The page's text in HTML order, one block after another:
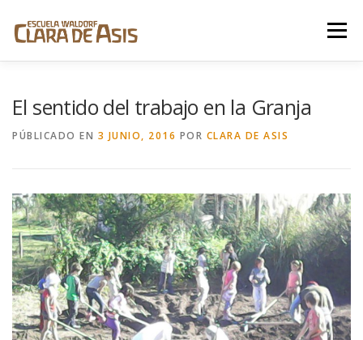
contenido
Menú
El sentido del trabajo en la Granja
PÚBLICADO EN 3 JUNIO, 2016 POR CLARA DE ASIS